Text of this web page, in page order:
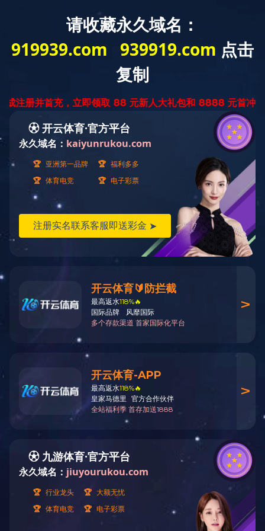
公司简介
明）科
华体会买球（昆明）科技有限
我司举办2025年度第十六期
我司总经理周晓被聘任为南
喜报！我司八名员工通过
公司举办2025年度第十五期
南昌大学基建处领导一行莅临
公司举办2025年度第十四期
南昌市仲裁委员会秘书长刘
我司组织观看抗战胜利80周
公司举办2025年度第十三期
江西水利电力大学水利工程